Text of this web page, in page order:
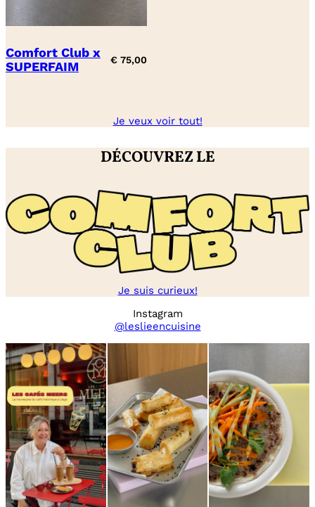
Comfort Club x
SUPERFAIM
€ 75,00
Je veux voir tout!
DÉCOUVREZ LE
Je suis curieux!
Instagram
@leslieencuisine